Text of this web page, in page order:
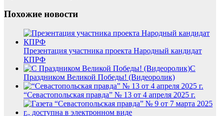
Похожие новости
Презентация участника проекта Народный кандидат
КПРФ
С
Праздником Великой Победы! (Видеоролик)
“Севастопольская правда” № 13 от 4 апреля 2025 г.